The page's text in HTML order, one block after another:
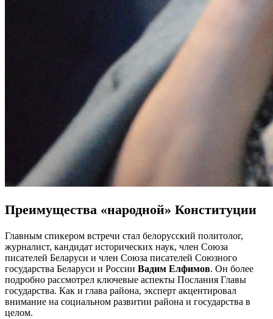
Преимущества «народной» Конституции
Главным спикером встречи стал белорусский политолог,
журналист, кандидат исторических наук, член Союза
писателей Беларуси и член Союза писателей Союзного
государства Беларуси и России Вадим Елфимов. Он более
подробно рассмотрел ключевые аспекты Послания Главы
государства. Как и глава района, эксперт акцентировал
внимание на социальном развитии района и государства в
целом.